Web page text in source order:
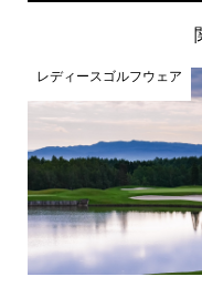
レディースゴルフウェア